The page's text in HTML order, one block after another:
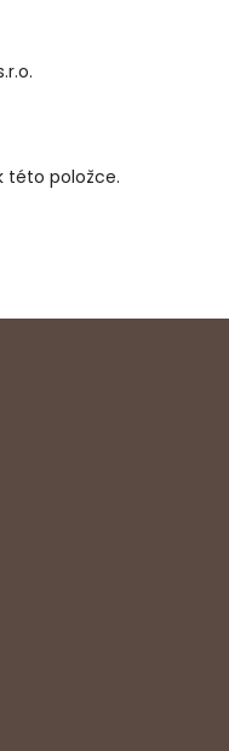
této položce.